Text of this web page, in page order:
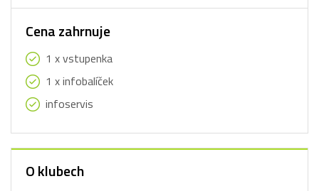
Cena zahrnuje
1 x vstupenka
1 x infobalíček
infoservis
O klubech